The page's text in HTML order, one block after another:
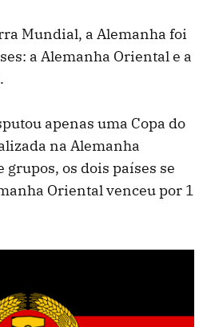
Mundial, a Alemanha foi
a Alemanha Oriental e a
apenas uma Copa do
na Alemanha
grupos, os dois países se
Oriental venceu por 1